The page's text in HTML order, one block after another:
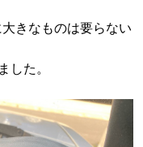
きなものは要らない
した。